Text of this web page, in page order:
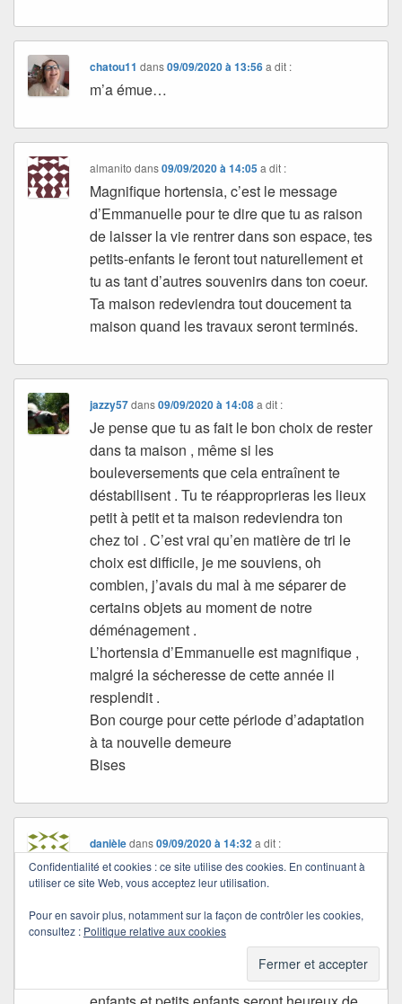
chatou11 dans09/09/2020 à 13:56 a dit :
m’a émue…
almanito dans09/09/2020 à 14:05 a dit :
Magnifique hortensia, c’est le message
d’Emmanuelle pour te dire que tu as raison
de laisser la vie rentrer dans son espace, tes
petits-enfants le feront tout naturellement et
tu as tant d’autres souvenirs dans ton coeur.
Ta maison redeviendra tout doucement ta
maison quand les travaux seront terminés.
jazzy57dans09/09/2020 à 14:08 a dit :
Je pense que tu as fait le bon choix de rester
dans ta maison , même si les
bouleversements que cela entraînent te
déstabilisent . Tu te réapproprieras les lieux
petit à petit et ta maison redeviendra ton
chez toi . C’est vrai qu’en matière de tri le
choix est difficile, je me souviens, oh
combien, j’avais du mal à me séparer de
certains objets au moment de notre
déménagement .
L’hortensia d’Emmanuelle est magnifique ,
malgré la sécheresse de cette année il
resplendit .
Bon courge pour cette période d’adaptation
à ta nouvelle demeure
Bises
danièledans09/09/2020 à 14:32 a dit :
Les changements ne sont jamais faciles,
mais le plus important est que tu restes dans
ta maison même si des modifications
doivent y être apportées. Les souvenirs
physiques vont partir, mais ceux que tu as
dans ton coeur resteront toujours et puis tes
Confidentialité et cookies : ce site utilise des cookies. En continuant à
utiliser ce site Web, vous acceptez leur utilisation.
Pour en savoir plus, notamment sur la façon de contrôler les cookies,
consultez : Politique relative aux cookies